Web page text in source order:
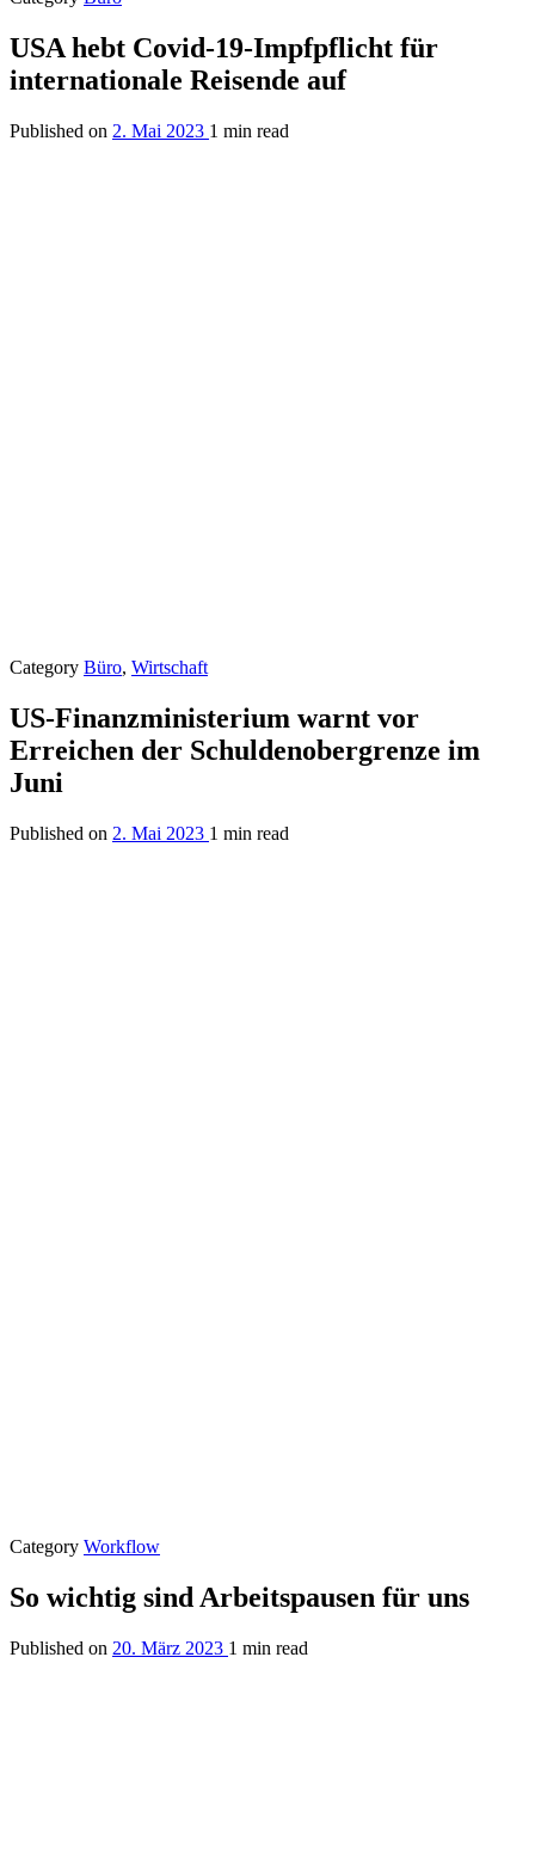
USA hebt Covid-19-Impfpflicht für
internationale Reisende auf
Published on 2. Mai 2023 1 min read
Category Büro, Wirtschaft
US-Finanzministerium warnt vor
Erreichen der Schuldenobergrenze im
Juni
Published on 2. Mai 2023 1 min read
Category Workflow
So wichtig sind Arbeitspausen für uns
Published on 20. März 2023 1 min read